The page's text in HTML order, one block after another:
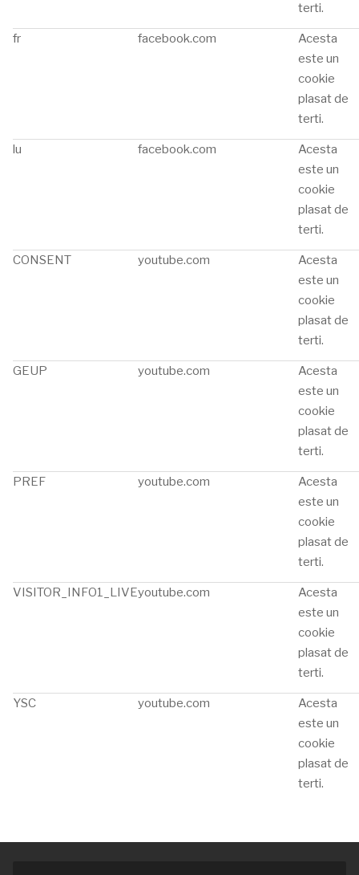
terti.
fr facebook.com
Acesta
este un
cookie
plasat de
terti.
lu facebook.com
Acesta
este un
cookie
plasat de
terti.
CONSENT youtube.com
Acesta
este un
cookie
plasat de
terti.
GEUP youtube.com
Acesta
este un
cookie
plasat de
terti.
PREF youtube.com
Acesta
este un
cookie
plasat de
terti.
VISITOR_INFO1_LIVEyoutube.com
Acesta
este un
cookie
plasat de
terti.
YSC youtube.com
Acesta
este un
cookie
plasat de
terti.